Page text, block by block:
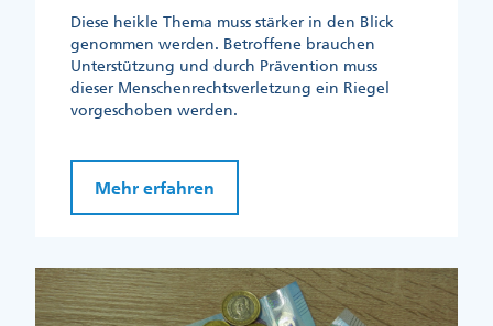
Diese heikle Thema muss stärker in den Blick
genommen werden. Betroffene brauchen
Unterstützung und durch Prävention muss
dieser Menschenrechtsverletzung ein Riegel
vorgeschoben werden.
Mehr erfahren